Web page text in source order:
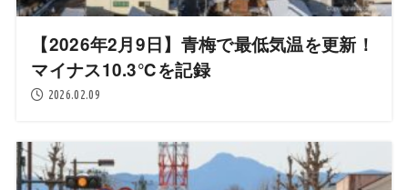
【2026年2月9日】青梅で最低気温を更新！
マイナス10.3℃を記録
2026.02.09